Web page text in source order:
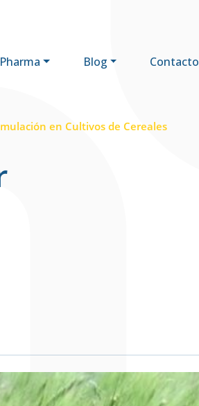
Pharma Blog Contacto
en Cultivos de Cereales